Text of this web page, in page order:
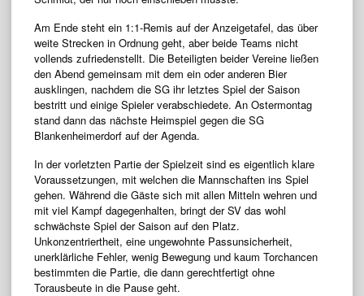
Am Ende steht ein 1:1-Remis auf der Anzeigetafel, das über
weite Strecken in Ordnung geht, aber beide Teams nicht
vollends zufriedenstellt. Die Beteiligten beider Vereine ließen
den Abend gemeinsam mit dem ein oder anderen Bier
ausklingen, nachdem die SG ihr letztes Spiel der Saison
bestritt und einige Spieler verabschiedete. An Ostermontag
stand dann das nächste Heimspiel gegen die SG
Blankenheimerdorf auf der Agenda.
In der vorletzten Partie der Spielzeit sind es eigentlich klare
Voraussetzungen, mit welchen die Mannschaften ins Spiel
gehen. Während die Gäste sich mit allen Mitteln wehren und
mit viel Kampf dagegenhalten, bringt der SV das wohl
schwächste Spiel der Saison auf den Platz.
Unkonzentriertheit, eine ungewohnte Passunsicherheit,
unerklärliche Fehler, wenig Bewegung und kaum Torchancen
bestimmten die Partie, die dann gerechtfertigt ohne
Torausbeute in die Pause geht.